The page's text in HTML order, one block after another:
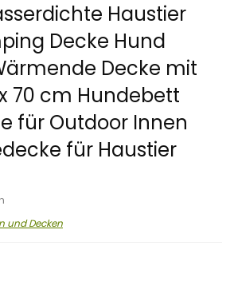
Haustier
Decke Hund
Decke mit
70 cm Hundebett
für Outdoor Innen
für Haustier
und Decken